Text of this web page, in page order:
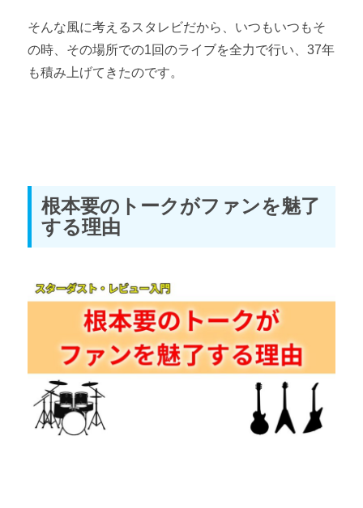
そんな風に考えるスタレビだから、いつもいつもそ
の時、その場所での1回のライブを全力で行い、37年
も積み上げてきたのです。
根本要のトークがファンを魅了
する理由